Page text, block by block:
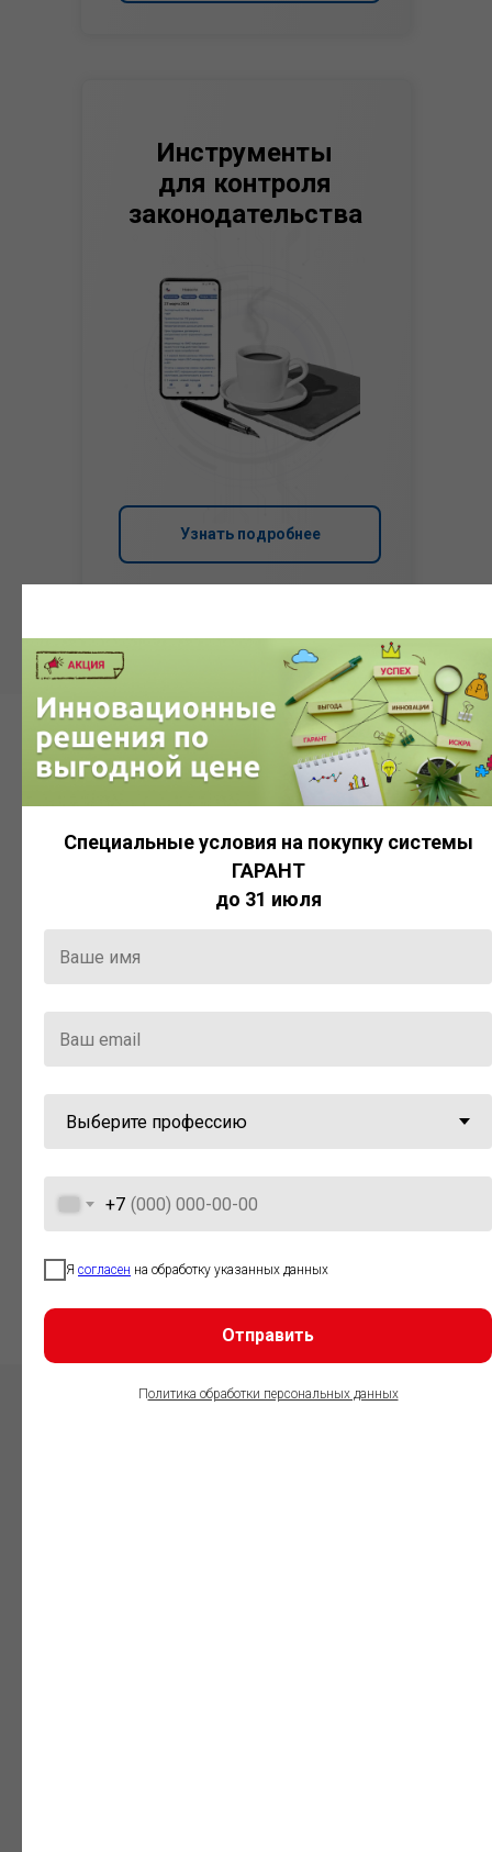
Узнать подробнее
Инструменты
для контроля
законодательства
Компания «Гарант» стала
победителем премии «Время
Система
ГАРАНТ
Актуальная правовая информация
и инструменты для максимально
эффективной работы с ней.
Специальные условия на покупку системы
ГАРАНТ
до 31 июля
+7
Я согласен на обработку указанных данных
Отправить
Политика обработки персональных данных